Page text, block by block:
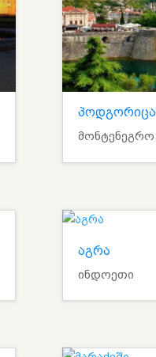
პოდგორიცა
მონტენეგრო
აგრა
ინდოეთი